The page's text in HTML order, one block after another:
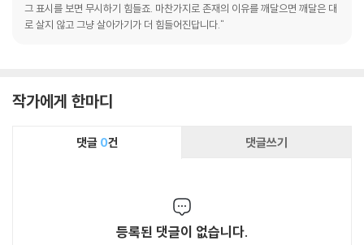
그 표시를 보면 무시하기 힘들죠. 마찬가지로 존재의 이유를 깨달으면 깨달은 대
로 살지 않고 그냥 살아가기가 더 힘들어진답니다."
작가에게 한마디
댓글 0건 댓글쓰기
등록된 댓글이 없습니다.